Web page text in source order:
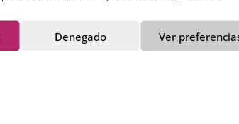
Denegado Ver